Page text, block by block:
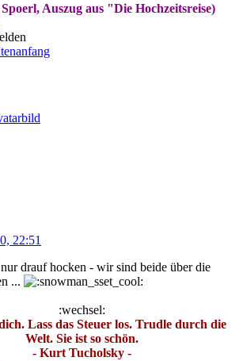
Auszug aus "Die Hochzeitsreise)
22:51
drauf hocken - wir sind beide über die
...
:wechsel:
Lass das Steuer los. Trudle durch die
Welt. Sie ist so schön.
- Kurt Tucholsky -